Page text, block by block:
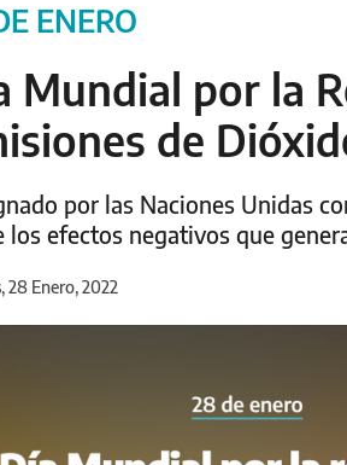
ENERO
Mundial por la
de
por las Naciones Unidas
los efectos negativos que
28 Enero, 2022